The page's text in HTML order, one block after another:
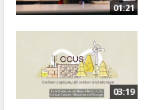
01:21
03:19